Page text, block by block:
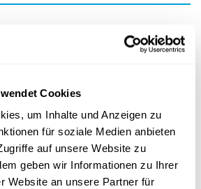
Cookies
um Inhalte und Anzeigen zu
für soziale Medien anbieten
auf unsere Website zu
geben wir Informationen zu Ihrer
Website an unsere Partner für